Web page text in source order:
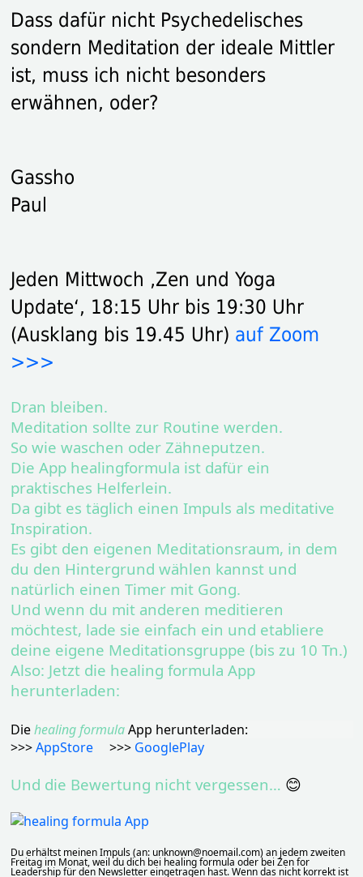
Dass dafür nicht Psychedelisches
sondern Meditation der ideale Mittler
ist, muss ich nicht besonders
erwähnen, oder?
Gassho
Paul
Jeden Mittwoch ‚Zen und Yoga
Update‘, 18:15 Uhr bis 19:30 Uhr
(Ausklang bis 19.45 Uhr) auf Zoom
>>>
Dran bleiben.
Meditation sollte zur Routine werden.
So wie waschen oder Zähneputzen.
Die App healingformula ist dafür ein
praktisches Helferlein.
Da gibt es täglich einen Impuls als meditative
Inspiration.
Es gibt den eigenen Meditationsraum, in dem
du den Hintergrund wählen kannst und
natürlich einen Timer mit Gong.
Und wenn du mit anderen meditieren
möchtest, lade sie einfach ein und etabliere
deine eigene Meditationsgruppe (bis zu 10 Tn.)
Also: Jetzt die healing formula App
herunterladen:
Die healing formula App herunterladen:
>>> AppStore >>> GooglePlay
Und die Bewertung nicht vergessen… 😊
Du erhältst meinen Impuls (an: unknown@noemail.com) an jedem zweiten
Freitag im Monat, weil du dich bei healing formula oder bei Zen for
Leadership für den Newsletter eingetragen hast. Wenn das nicht korrekt ist